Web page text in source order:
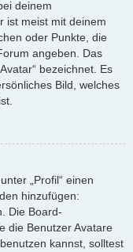
deinem
ist meist mit deinem
oder Punkte, die
angeben. Das
bezeichnet. Es
Bild, welches
„Profil“ einen
hinzufügen:
Die Board-
die Benutzer Avatare
kannst, solltest